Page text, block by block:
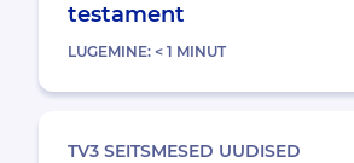
testament
LUGEMINE: < 1 MINUT
TV3 SEITSMESED UUDISED